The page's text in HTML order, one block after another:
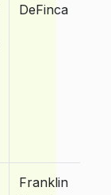
DeFinca
Franklin